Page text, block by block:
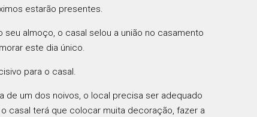
estarão presentes.
seu almoço, o casal selou a união no casamento
este dia único.
para o casal.
um dos noivos, o local precisa ser adequado
casal terá que colocar muita decoração, fazer a